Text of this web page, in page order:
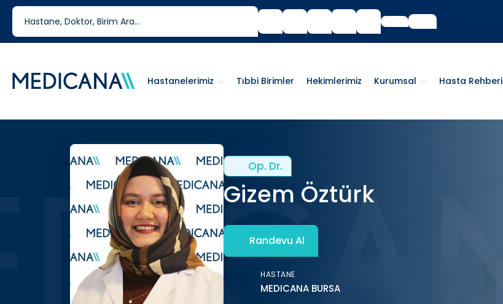
444 6 334
Tıbbi Birimler Hekimlerimiz Kurumsal Hasta Rehberi
Hastanelerimiz
Op. Dr.
Gizem Öztürk
Randevu Al
HASTANE
MEDICANA BURSA